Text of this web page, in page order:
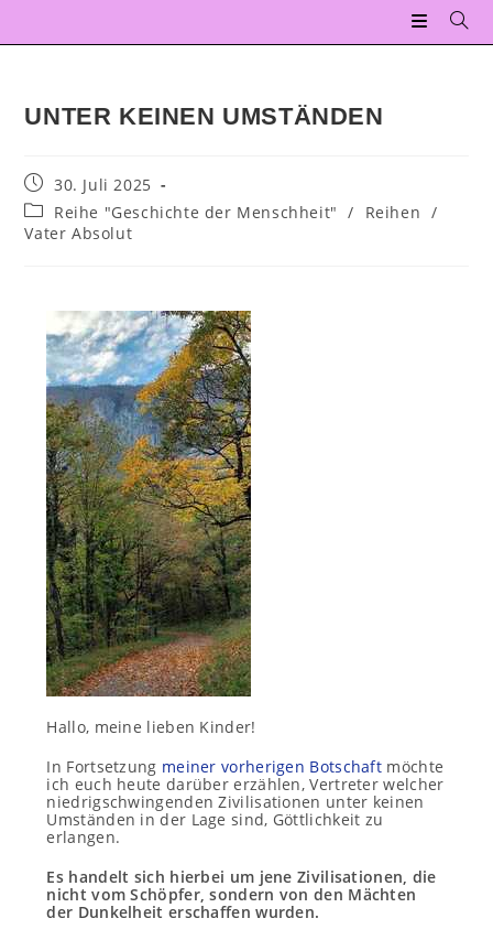
UNTER KEINEN UMSTÄNDEN
30. Juli 2025
Reihe "Geschichte der Menschheit"
/ Reihen /
Vater Absolut
Hallo, meine lieben Kinder!
In Fortsetzung meiner vorherigen Botschaft möchte
ich euch heute darüber erzählen, Vertreter welcher
niedrigschwingenden Zivilisationen unter keinen
Umständen in der Lage sind, Göttlichkeit zu
erlangen.
Es handelt sich hierbei um jene Zivilisationen, die
nicht vom Schöpfer, sondern von den Mächten
der Dunkelheit erschaffen wurden.